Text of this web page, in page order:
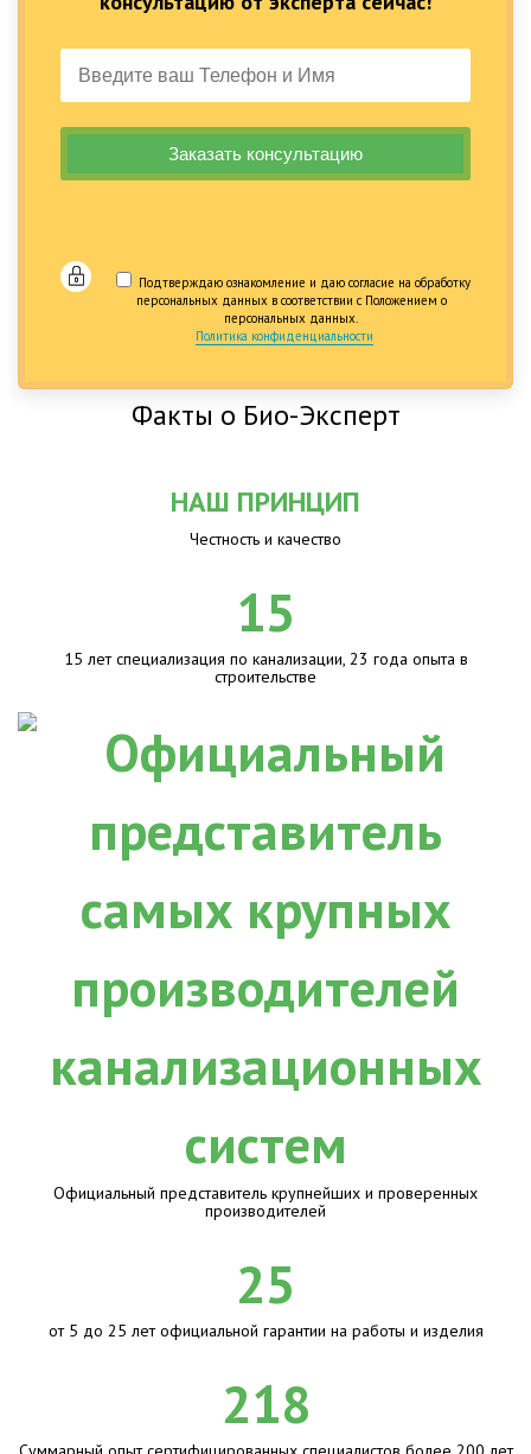
Подтверждаю ознакомление и даю согласие на обработку
персональных данных в соответствии с Положением о
персональных данных.
Политика конфиденциальности
Факты о Био-Эксперт
НАШ ПРИНЦИП
Честность и качество
15
15 лет специализация по канализации, 23 года опыта в
строительстве
Официальный представитель крупнейших и проверенных
производителей
25
от 5 до 25 лет официальной гарантии на работы и изделия
218